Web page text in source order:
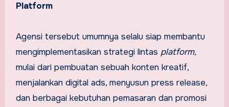
Platform
Agensi tersebut umumnya selalu siap membantu
mengimplementasikan strategi lintas platform,
mulai dari pembuatan sebuah konten kreatif,
menjalankan digital ads, menyusun press release,
dan berbagai kebutuhan pemasaran dan promosi